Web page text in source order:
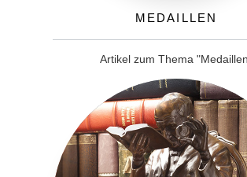
Medaillen
Artikel zum Thema